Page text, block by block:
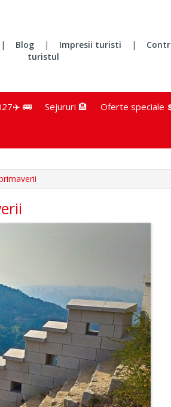
| Blog | Impresii turisti |
turistul
🚌 Sejururi 🏨 Oferte speciale